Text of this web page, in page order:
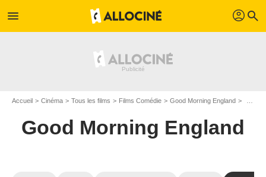
menu profil search
Accueil Cinéma Tous les films Films Comédie Good Morning England
Good Morning England